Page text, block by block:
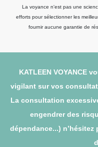
La voyance n'est pas une
efforts pour sélectionner les
fournir aucune garantie de
KATLEEN VOYANCE
vigilant sur vos
La consultation
engendrer des
dépendance...)